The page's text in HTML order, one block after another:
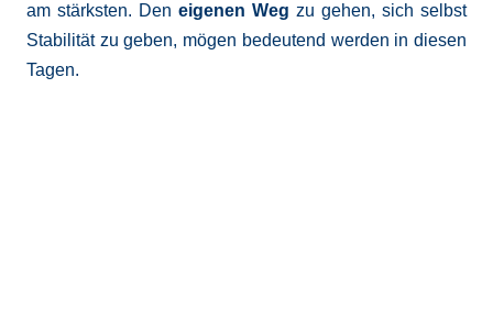
am stärksten. Den eigenen Weg zu gehen, sich selbst
Stabilität zu geben, mögen bedeutend werden in diesen
Tagen.